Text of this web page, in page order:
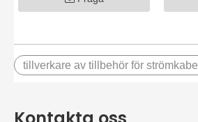
tillverkare av tillbehör för strömkabel